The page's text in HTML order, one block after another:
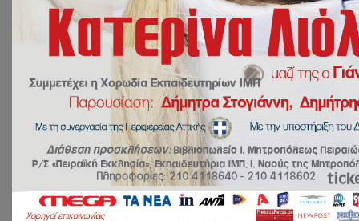
Οι μαθητές & οι μαθητές του Γυμνασίου μας,είχαν
την μεγάλη ευλογία να προσκυνήσουν την